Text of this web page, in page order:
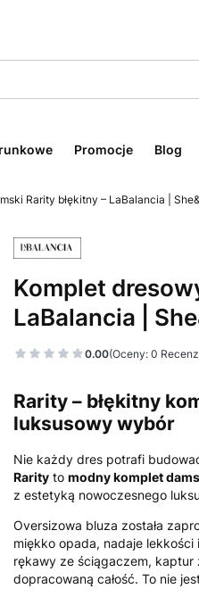
Promocje Blog
Rarity błękitny – LaBalancia |
Komplet
LaBalancia |
0.00(Oceny: 0
Rarity – błękitny
luksusowy wybór
Nie każdy dres potrafi
Rarity to modny komplet
z estetyką nowoczesnego
Oversizowa bluza została
miękko opada, nadaje lekkości
rękawy ze ściągaczem,
dopracowaną całość. To nie